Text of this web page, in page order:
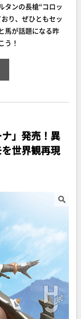
タンの長槍“コロッ
り、ぜひともセッ
馬が話題になる昨
う！
」発売！異
世界観再現